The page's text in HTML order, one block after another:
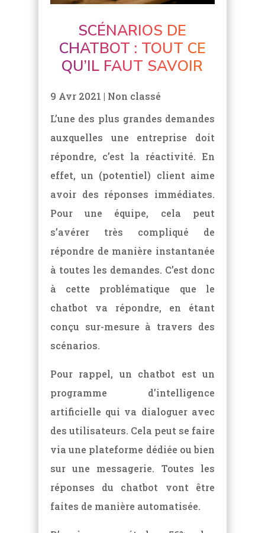
SCÉNARIOS DE
CHATBOT : TOUT CE
QU’IL FAUT SAVOIR
9 Avr 2021 | Non classé
L’une des plus grandes demandes
auxquelles une entreprise doit
répondre, c’est la réactivité. En
effet, un (potentiel) client aime
avoir des réponses immédiates.
Pour une équipe, cela peut
s’avérer très compliqué de
répondre de manière instantanée
à toutes les demandes. C’est donc
à cette problématique que le
chatbot va répondre, en étant
conçu sur-mesure à travers des
scénarios.
Pour rappel, un chatbot est un
programme d’intelligence
artificielle qui va dialoguer avec
des utilisateurs. Cela peut se faire
via une plateforme dédiée ou bien
sur une messagerie. Toutes les
réponses du chatbot vont être
faites de manière automatisée.